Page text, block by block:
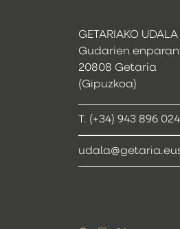
GETARIAKO UDALA
Gudarien
20808 Getaria
(Gipuzkoa)
T. (+34) 943 896 024